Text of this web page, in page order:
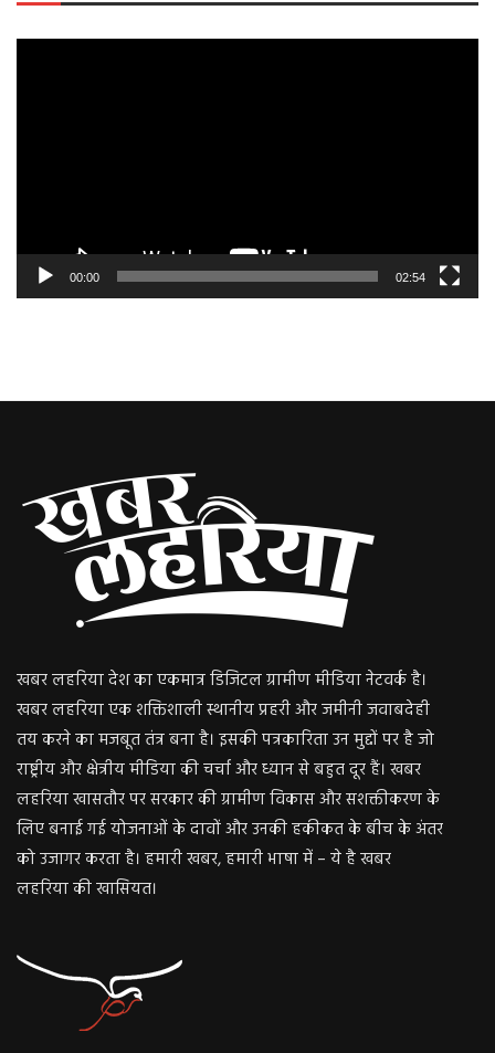
00:00 02:54
खबर लहरिया देश का एकमात्र डिजिटल ग्रामीण मीडिया नेटवर्क है।
खबर लहरिया एक शक्तिशाली स्थानीय प्रहरी और जमीनी जवाबदेही
तय करने का मजबूत तंत्र बना है। इसकी पत्रकारिता उन मुद्दों पर है जो
राष्ट्रीय और क्षेत्रीय मीडिया की चर्चा और ध्यान से बहुत दूर हैं। खबर
लहरिया खासतौर पर सरकार की ग्रामीण विकास और सशक्तीकरण के
लिए बनाई गई योजनाओं के दावों और उनकी हकीकत के बीच के अंतर
को उजागर करता है। हमारी खबर, हमारी भाषा में – ये है खबर
लहरिया की खासियत।